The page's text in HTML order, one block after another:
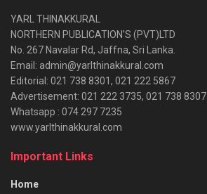
YARL THINAKKURAL
NORTHERN PUBLICATION’S (PVT)LTD
No. 267 Navalar Rd, Jaffna, Sri Lanka.
Email: admin@yarlthinakkural.com
Editorial: 021 738 8301, 021 222 5867
Advertisement: 021 222 3735, 021 738 8307
Whatsapp : 074 297 7235
www.yarlthinakkural.com
Important Links
Home